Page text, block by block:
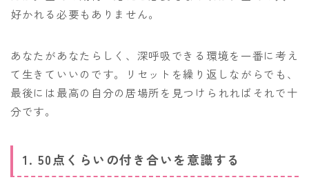
好かれる必要もありません。
あなたがあなたらしく、深呼吸できる環境を一番に考え
て生きていいのです。リセットを繰り返しながらでも、
最後には最高の自分の居場所を見つけられればそれで十
分です。
1. 50点くらいの付き合いを意識する